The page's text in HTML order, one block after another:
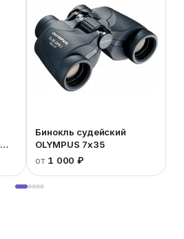
Бинокль судейский
OLYMPUS 7x35
от 1 000 ₽